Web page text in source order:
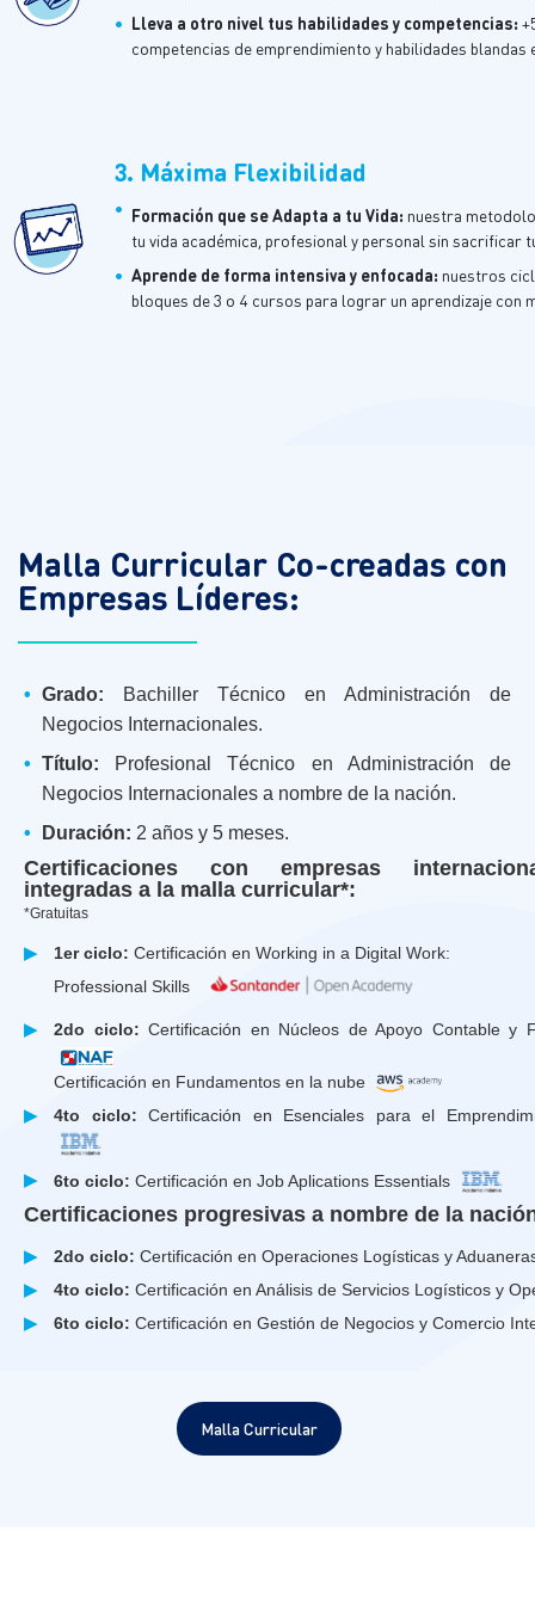
• Lleva a otro nivel tus habilidades y competencias:
competencias de emprendimiento y habilidades
3. Máxima Flexibilidad
• Formación que se Adapta a tu Vida: nuestra
tu vida académica, profesional y personal sin sacrificar
• Aprende de forma intensiva y enfocada: nuestros
bloques de 3 o 4 cursos para lograr un aprendizaje con
Malla Curricular Co-creadas con
Empresas Líderes:
• Grado: Bachiller Técnico en Administración de
Negocios Internacionales.
• Título: Profesional Técnico en Administración de
Negocios Internacionales a nombre de la nación.
•
Duración: 2 años y 5 meses.
Certificaciones con empresas
integradas a la malla curricular*:
*Gratuitas
▶ 1er ciclo: Certificación en Working in a Digital Work:
Professional Skills
▶ 2do ciclo: Certificación en Núcleos de Apoyo Contable y
Certificación en Fundamentos en la nube
▶
4to ciclo: Certificación en Esenciales para el
▶ 6to ciclo: Certificación en Job Aplications Essentials
Certificaciones progresivas a nombre de la
▶ 2do ciclo: Certificación en Operaciones Logísticas y
▶
4to ciclo: Certificación en Análisis de Servicios Logísticos y
▶
6to ciclo: Certificación en Gestión de Negocios y Comercio
Malla Curricular